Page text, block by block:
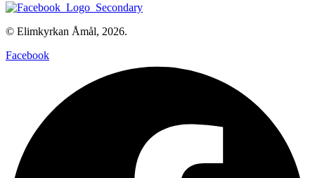
© Elimkyrkan Åmål, 2026.
Facebook